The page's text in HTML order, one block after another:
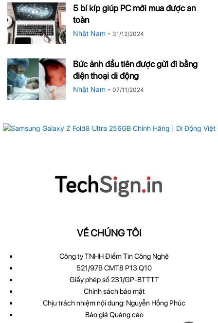
5 bí kíp giúp PC mới mua được an
toàn
Nhật Nam - 31/12/2024
Bức ảnh đầu tiên được gửi đi bằng
điện thoại di động
Nhật Nam - 07/11/2024
VỀ CHÚNG TÔI
Công ty TNHH Điểm Tin Công Nghệ
521/97B CMT8 P13 Q10
Giấy phép số 231/GP-BTTTT
Chính sách bảo mật
Chịu trách nhiệm nội dung: Nguyễn Hồng Phúc
Báo giá Quảng cáo